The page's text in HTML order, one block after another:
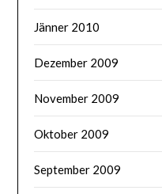
Jänner 2010
Dezember 2009
November 2009
Oktober 2009
September 2009